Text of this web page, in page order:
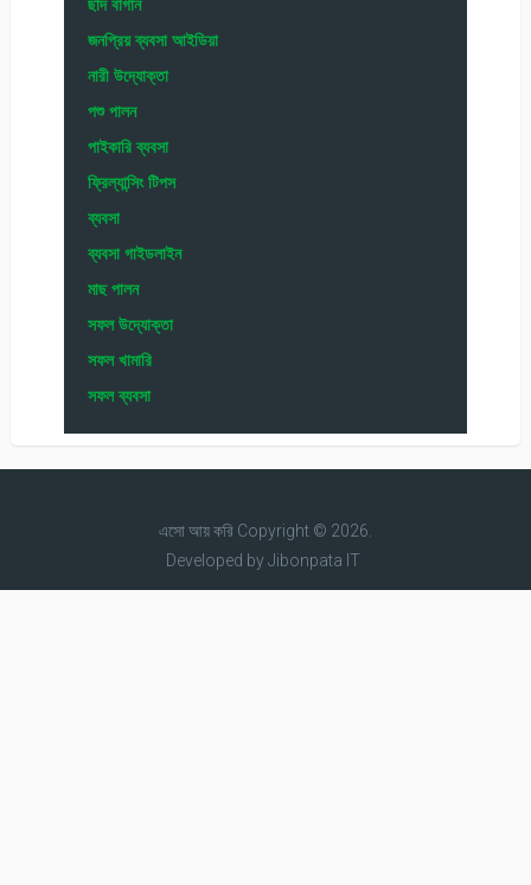
জনপ্রিয় ব্যবসা আইডিয়া
নারী উদ্যোক্তা
পশু পালন
পাইকারি ব্যবসা
ফ্রিল্যান্সিং টিপস
ব্যবসা
ব্যবসা গাইডলাইন
মাছ পালন
সফল উদ্যোক্তা
সফল খামারি
সফল ব্যবসা
এসো আয় করিCopyright © 2026.
Developed byJibonpata IT